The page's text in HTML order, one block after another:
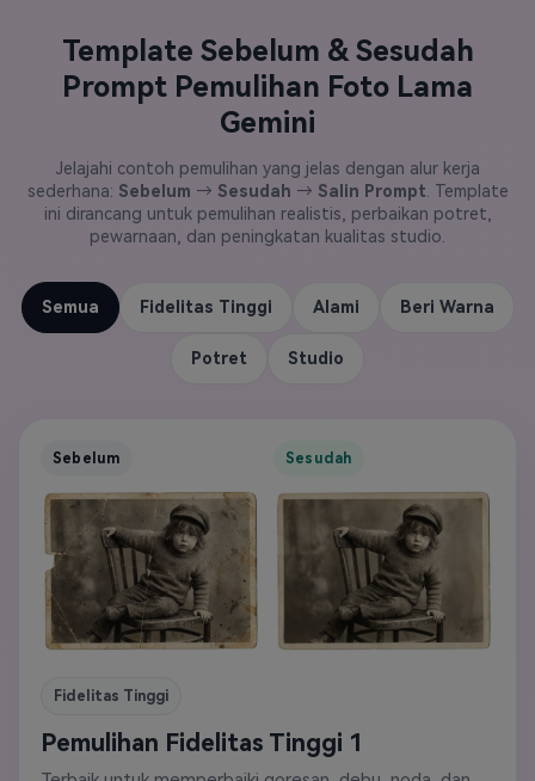
Template Sebelum & Sesudah
Prompt Pemulihan Foto Lama
Gemini
Jelajahi contoh pemulihan yang jelas dengan alur kerja
sederhana: Sebelum → Sesudah → Salin Prompt . Template
ini dirancang untuk pemulihan realistis, perbaikan potret,
pewarnaan, dan peningkatan kualitas studio.
Semua Fidelitas Tinggi Alami Beri Warna
Potret Studio
Sebelum Sesudah
Fidelitas Tinggi
Pemulihan Fidelitas Tinggi 1